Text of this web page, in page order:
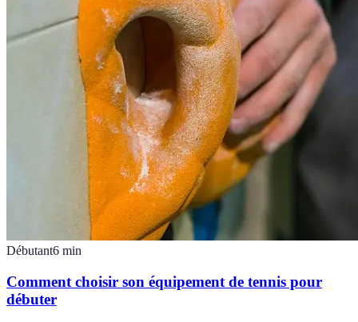
Débutant6 min
Comment choisir son équipement de tennis pour
débuter